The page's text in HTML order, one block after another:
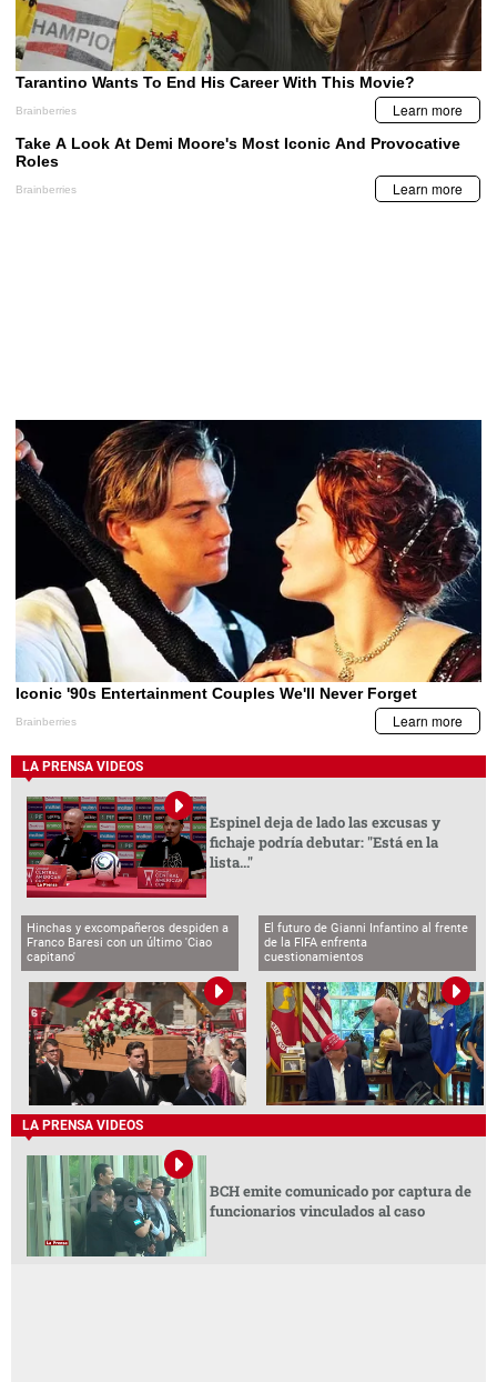
LA PRENSA VIDEOS
Espinel deja de lado las excusas y
fichaje podría debutar: "Está en la
lista..."
Hinchas y excompañeros despiden a
Franco Baresi con un último 'Ciao
capitano'
El futuro de Gianni Infantino al frente
de la FIFA enfrenta
cuestionamientos
LA PRENSA VIDEOS
BCH emite comunicado por captura de
funcionarios vinculados al caso